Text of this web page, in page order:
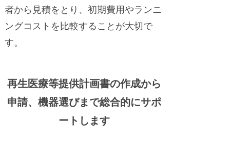
者から見積をとり、初期費用やランニ
ングコストを比較することが大切で
す。
再生医療等提供計画書の作成から
申請、機器選びまで総合的にサポ
ートします